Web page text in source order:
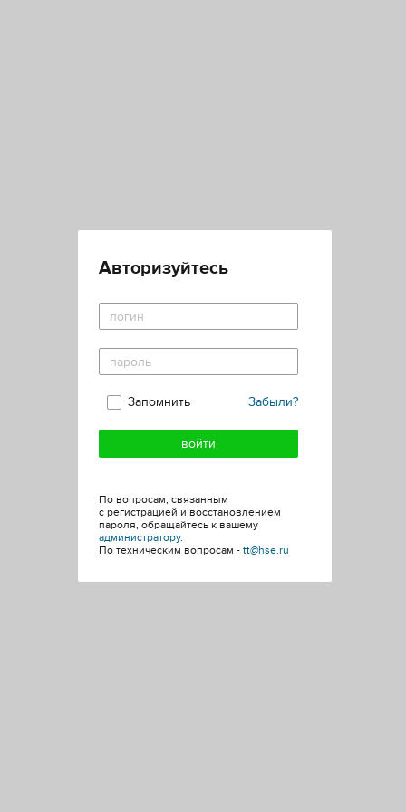
Авторизуйтесь
Забыли?
Запомнить
По вопросам, связанным
с регистрацией и восстановлением
пароля, обращайтесь к вашему
администратору.
По техническим вопросам - tt@hse.ru